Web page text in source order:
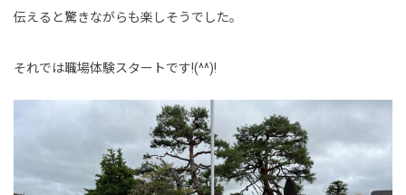
伝えると驚きながらも楽しそうでした。
それでは職場体験スタートです!(^^)!
社員紹介・インタビュー
新卒採用情報
一般採用 野本組
一般採用 アグリ事業部
社内制度・福利厚生